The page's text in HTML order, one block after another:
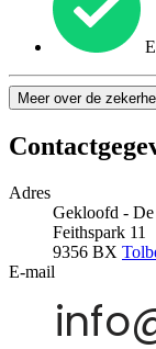
Meer over de
Adres
Gekloofd -
Feithspark 11
9356 BX
E-mail